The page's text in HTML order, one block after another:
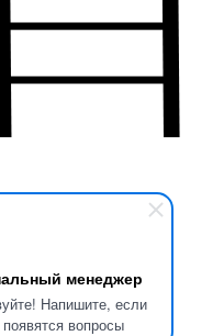
менеджер
Напишите, если
вопросы